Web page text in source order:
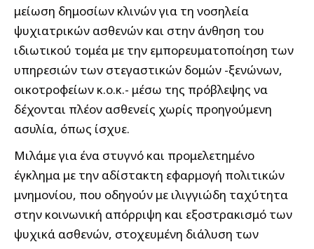
μείωση δημοσίων κλινών για τη νοσηλεία
ψυχιατρικών ασθενών και στην άνθηση του
ιδιωτικού τομέα με την εμπορευματοποίηση των
υπηρεσιών των στεγαστικών δομών -ξενώνων,
οικοτροφείων κ.ο.κ.- μέσω της πρόβλεψης να
δέχονται πλέον ασθενείς χωρίς προηγούμενη
ασυλία, όπως ίσχυε.
Μιλάμε για ένα στυγνό και προμελετημένο
έγκλημα με την αδίστακτη εφαρμογή πολιτικών
μνημονίου, που οδηγούν με ιλιγγιώδη ταχύτητα
στην κοινωνική απόρριψη και εξοστρακισμό των
ψυχικά ασθενών, στοχευμένη διάλυση των